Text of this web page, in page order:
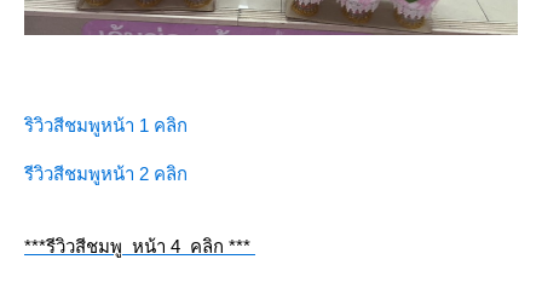
ริวิวสีชมพูหน้า 1 คลิก
รีวิวสีชมพูหน้า 2 คลิก
***รีวิวสีชมพู หน้า 4 คลิก ***